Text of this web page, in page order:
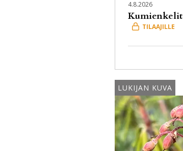
4.8.2026
Kumienkelit
LUKIJAN KUVA